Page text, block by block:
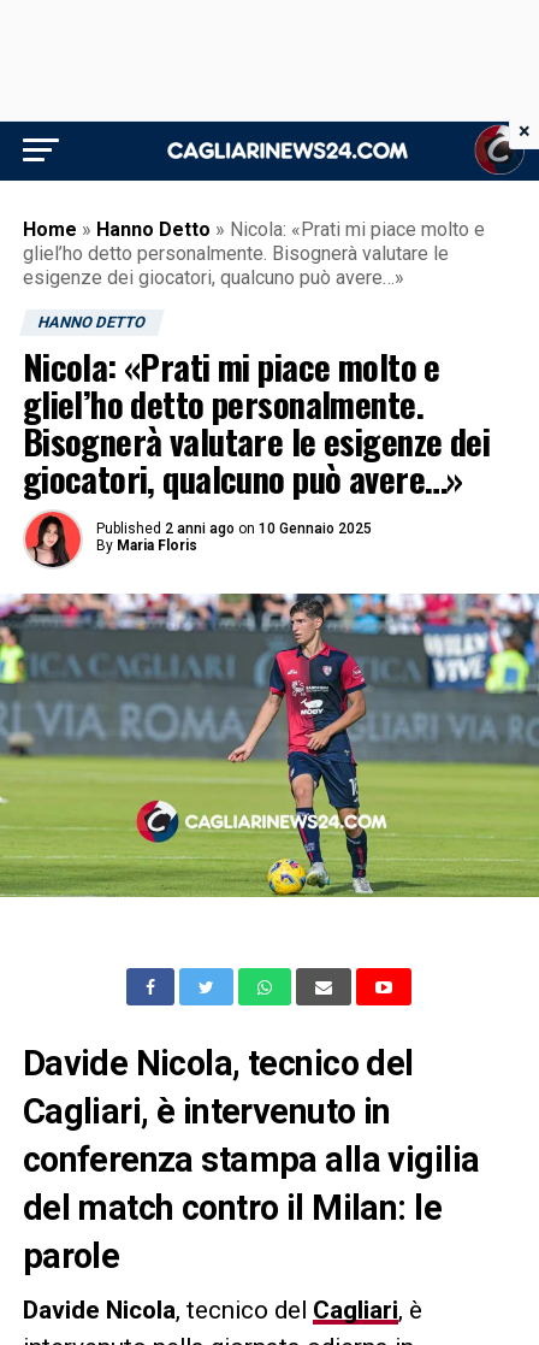
Home » Hanno Detto » Nicola: «Prati mi piace molto e
gliel’ho detto personalmente. Bisognerà valutare le
esigenze dei giocatori, qualcuno può avere…»
HANNO DETTO
Nicola: «Prati mi piace molto e
gliel’ho detto personalmente.
Bisognerà valutare le esigenze dei
giocatori, qualcuno può avere…»
Published 2 anni ago on 10 Gennaio 2025
By Maria Floris
Davide Nicola, tecnico del
Cagliari, è intervenuto in
conferenza stampa alla vigilia
del match contro il Milan: le
parole
Davide Nicola, tecnico del Cagliari, è
×